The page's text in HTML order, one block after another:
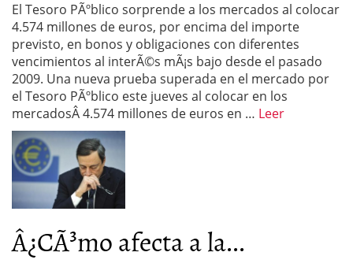
El Tesoro PÃºblico sorprende a los mercados al colocar
4.574 millones de euros, por encima del importe
previsto, en bonos y obligaciones con diferentes
vencimientos al interÃ©s mÃ¡s bajo desde el pasado
2009. Una nueva prueba superada en el mercado por
el Tesoro PÃºblico este jueves al colocar en los
mercadosÂ 4.574 millones de euros en … Leer
Â¿CÃ³mo afecta a la...